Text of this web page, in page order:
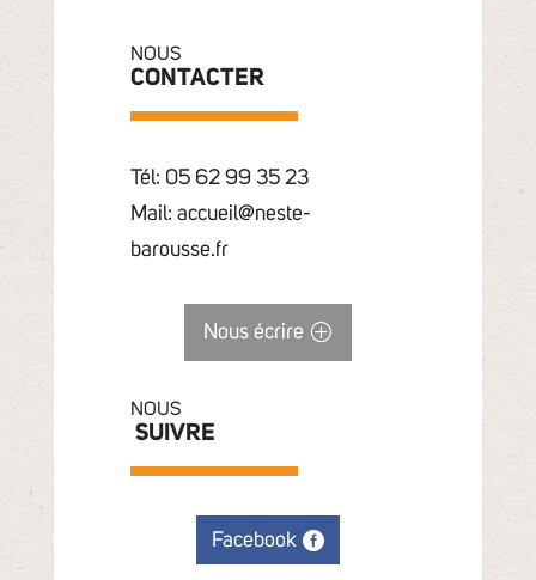
NOUS
CONTACTER
Tél: 05 62 99 35 23
Mail: accueil@neste-
barousse.fr
Nous écrire
NOUS
SUIVRE
Facebook